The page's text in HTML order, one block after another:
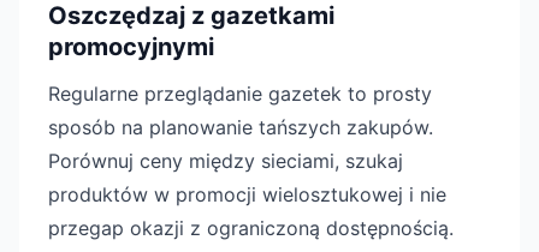
Oszczędzaj z gazetkami
promocyjnymi
Regularne przeglądanie gazetek to prosty
sposób na planowanie tańszych zakupów.
Porównuj ceny między sieciami, szukaj
produktów w promocji wielosztukowej i nie
przegap okazji z ograniczoną dostępnością.